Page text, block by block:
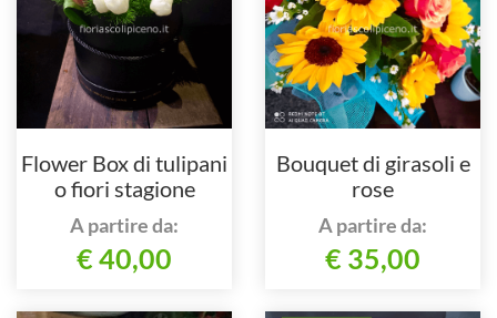
Flower Box di tulipani
o fiori stagione
A partire da:
€ 40,00
Bouquet di girasoli e
rose
A partire da:
€ 35,00